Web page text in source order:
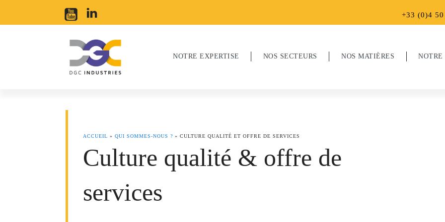
+33 (0)4
NOTRE EXPERTISE NOS SECTEURS NOS MATIÈRES NOTRE
Acier
ACCUEIL » QUI SOMMES-NOUS ? » CULTURE QUALITÉ ET OFFRE DE SERVICES
Culture qualité & offre de
services